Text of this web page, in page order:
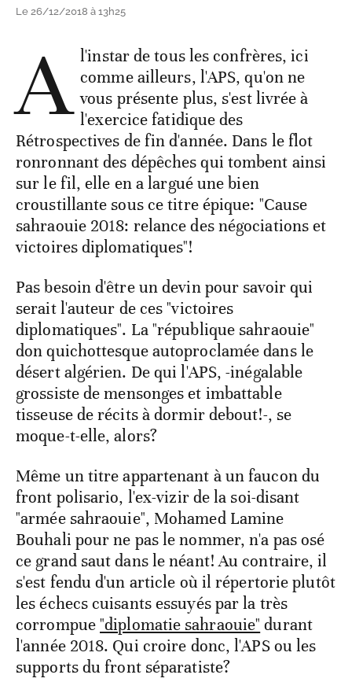
Le 26/12/2018 à 13h25
A l'instar de tous les confrères, ici
comme ailleurs, l'APS, qu'on ne
vous présente plus, s'est livrée à
l'exercice fatidique des
Rétrospectives de fin d'année. Dans le flot
ronronnant des dépêches qui tombent ainsi
sur le fil, elle en a largué une bien
croustillante sous ce titre épique: "Cause
sahraouie 2018: relance des négociations et
victoires diplomatiques"!
Pas besoin d'être un devin pour savoir qui
serait l'auteur de ces "victoires
diplomatiques". La "république sahraouie"
don quichottesque autoproclamée dans le
désert algérien. De qui l'APS, -inégalable
grossiste de mensonges et imbattable
tisseuse de récits à dormir debout!-, se
moque-t-elle, alors?
Même un titre appartenant à un faucon du
front polisario, l'ex-vizir de la soi-disant
"armée sahraouie", Mohamed Lamine
Bouhali pour ne pas le nommer, n'a pas osé
ce grand saut dans le néant! Au contraire, il
s'est fendu d'un article où il répertorie plutôt
les échecs cuisants essuyés par la très
corrompue"diplomatie sahraouie" durant
l'année 2018. Qui croire donc, l'APS ou les
supports du front séparatiste?